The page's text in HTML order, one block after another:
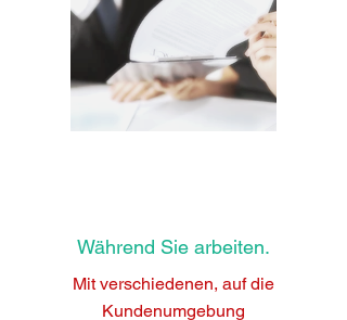
Während Sie arbeiten.
Mit verschiedenen, auf die
Kundenumgebung